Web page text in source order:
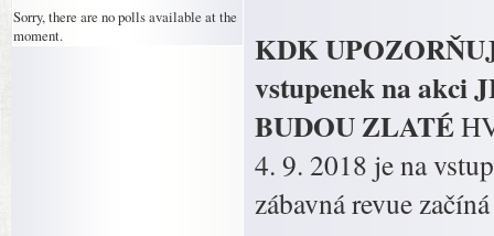
Sorry, there are no polls available at the
moment.
KDK
vstupenek na akci
BUDOU ZLATÉ
4. 9. 2018 je na
zábavná revue